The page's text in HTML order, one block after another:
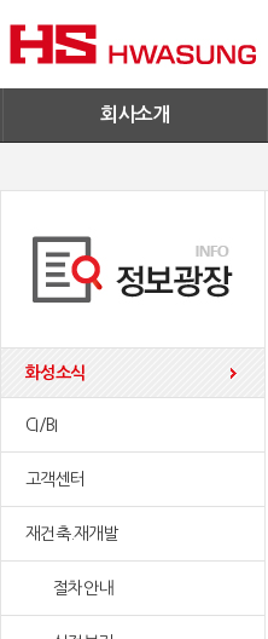
회사소개
기업IR
화성소식
CI/BI
고객센터
재건축.재개발
절차안내